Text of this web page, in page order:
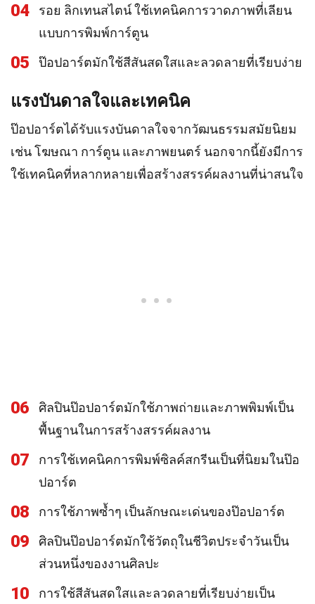
04
รอย ลิกเทนสไตน์ ใช้เทคนิคการวาดภาพที่เลียน
แบบการพิมพ์การ์ตูน
05 ป๊อปอาร์ตมักใช้สีสันสดใสและลวดลายที่เรียบง่าย
แรงบันดาลใจและเทคนิค
ป๊อปอาร์ตได้รับแรงบันดาลใจจากวัฒนธรรมสมัยนิยม
เช่น โฆษณา การ์ตูน และภาพยนตร์ นอกจากนี้ยังมีการ
ใช้เทคนิคที่หลากหลายเพื่อสร้างสรรค์ผลงานที่น่าสนใจ
06
ศิลปินป๊อปอาร์ตมักใช้ภาพถ่ายและภาพพิมพ์เป็น
พื้นฐานในการสร้างสรรค์ผลงาน
07
การใช้เทคนิคการพิมพ์ซิลค์สกรีนเป็นที่นิยมในป๊อ
ปอาร์ต
08 การใช้ภาพซ้ำๆ เป็นลักษณะเด่นของป๊อปอาร์ต
09
ศิลปินป๊อปอาร์ตมักใช้วัตถุในชีวิตประจำวันเป็น
ส่วนหนึ่งของงานศิลปะ
10
การใช้สีสันสดใสและลวดลายที่เรียบง่ายเป็น